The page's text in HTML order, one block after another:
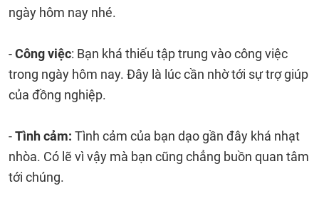
ngày hôm nay nhé.
-Công việc: Bạn khá thiếu tập trung vào công việc
trong ngày hôm nay. Đây là lúc cần nhờ tới sự trợ giúp
của đồng nghiệp.
-Tình cảm: Tình cảm của bạn dạo gần đây khá nhạt
nhòa. Có lẽ vì vậy mà bạn cũng chẳng buồn quan tâm
tới chúng.